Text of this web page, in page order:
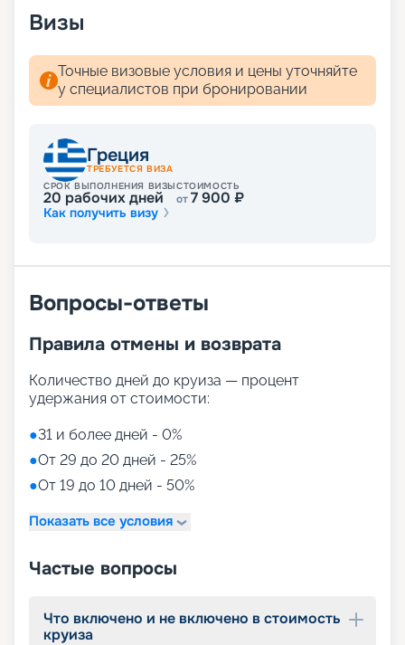
Визы
Точные визовые условия и цены уточняйте
у специалистов при бронировании
Греция
ТРЕБУЕТСЯ ВИЗА
СРОК ВЫПОЛНЕНИЯ ВИЗЫ
20 рабочих дней
СТОИМОСТЬ
от7 900 ₽
Как получить визу
Вопросы-ответы
Правила отмены и возврата
Количество дней до круиза — процент
удержания от стоимости:
●31 и более дней - 0%
●От 29 до 20 дней - 25%
●От 19 до 10 дней - 50%
Показать все условия
Частые вопросы
Что включено и не включено в стоимость
круиза